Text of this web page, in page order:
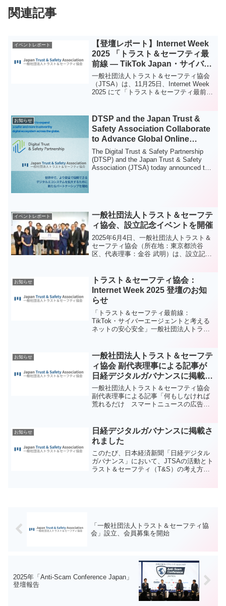
関連記事
イベントレポート
【登壇レポート】Internet Week
2025 「トラスト＆セーフティ最
前線 — TikTok Japan・サイバー
エージェントと考えるネットの安
心安全」
一般社団法人トラスト＆セーフティ協会
（JTSA）は、11月25日、Internet Week
2025 にて「トラスト＆セーフティ最前線
ッションに登壇し...
お知らせ
DTSP and the Japan Trust &
Safety Association Collaborate
to Advance Global Online
Safety Standards
The Digital Trust & Safety Partnership
(DTSP) and the Japan Trust & Safety
Association (JTSA) today announced the
イベントレポート
一般社団法人トラスト＆セーフテ
ィ協会、設立記念イベントを開催
2025年6月4日、一般社団法人トラスト＆
セーフティ協会（所在地：東京都渋谷
区、代表理事：金谷 武明）は、設立記念
した。本イベントには、企業・行政・学
術・NPOなど多様な立場から約 60 名の
関係者が集まり、デジタル社会における
「信頼性」と「安全性」の構築に向けた
産官学連携の新たなハブの始動の場とな
りました。
お知らせ
トラスト＆セーフティ協会：
Internet Week 2025 登壇のお知
らせ
「トラスト＆セーフティ最前線：
TikTok・サイバーエージェントと考える
ネットの安心安全」一般社団法人トラス
ッションでは、急速に重要性が高まる ト
ラス...
お知らせ
一般社団法人トラスト＆セーフテ
ィ協会 副代表理事による記事が
日経デジタルガバナンスに掲載さ
れました
一般社団法人トラスト＆セーフティ協会
副代表理事による記事「何もしなければ
荒れるだけ スマートニュースの広告対
ト広告を取り巻く課題や、安全で信頼で
きる広告環境を維持する...
お知らせ
日経デジタルガバナンスに掲載さ
れました
このたび、日本経済新聞「日経デジタル
ガバナンス」において、JTSAの活動とト
ラスト＆セーフティ（T&S）の考え方を
「一般社団法人トラスト＆セーフティ協
会」設立、会員募集を開始
2025年「Anti-Scam Conference Japan」
登壇報告